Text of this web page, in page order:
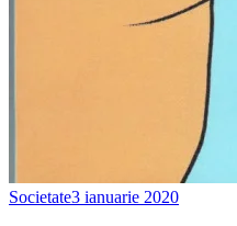
Societate3 ianuarie 2020